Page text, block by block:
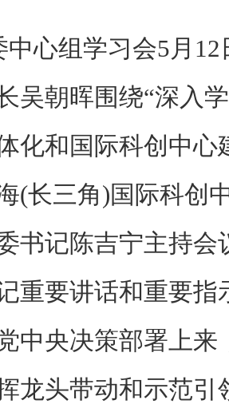
心组学习会5月12
吴朝晖围绕“深入
化和国际科创中心
(长三角)国际科创
书记陈吉宁主持会
重要讲话和重要
中央决策部署上来
龙头带动和示范引